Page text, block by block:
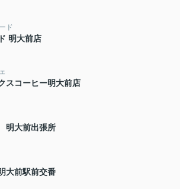
ド
明大前店
スコーヒー明大前店
明大前出張所
大前駅前交番